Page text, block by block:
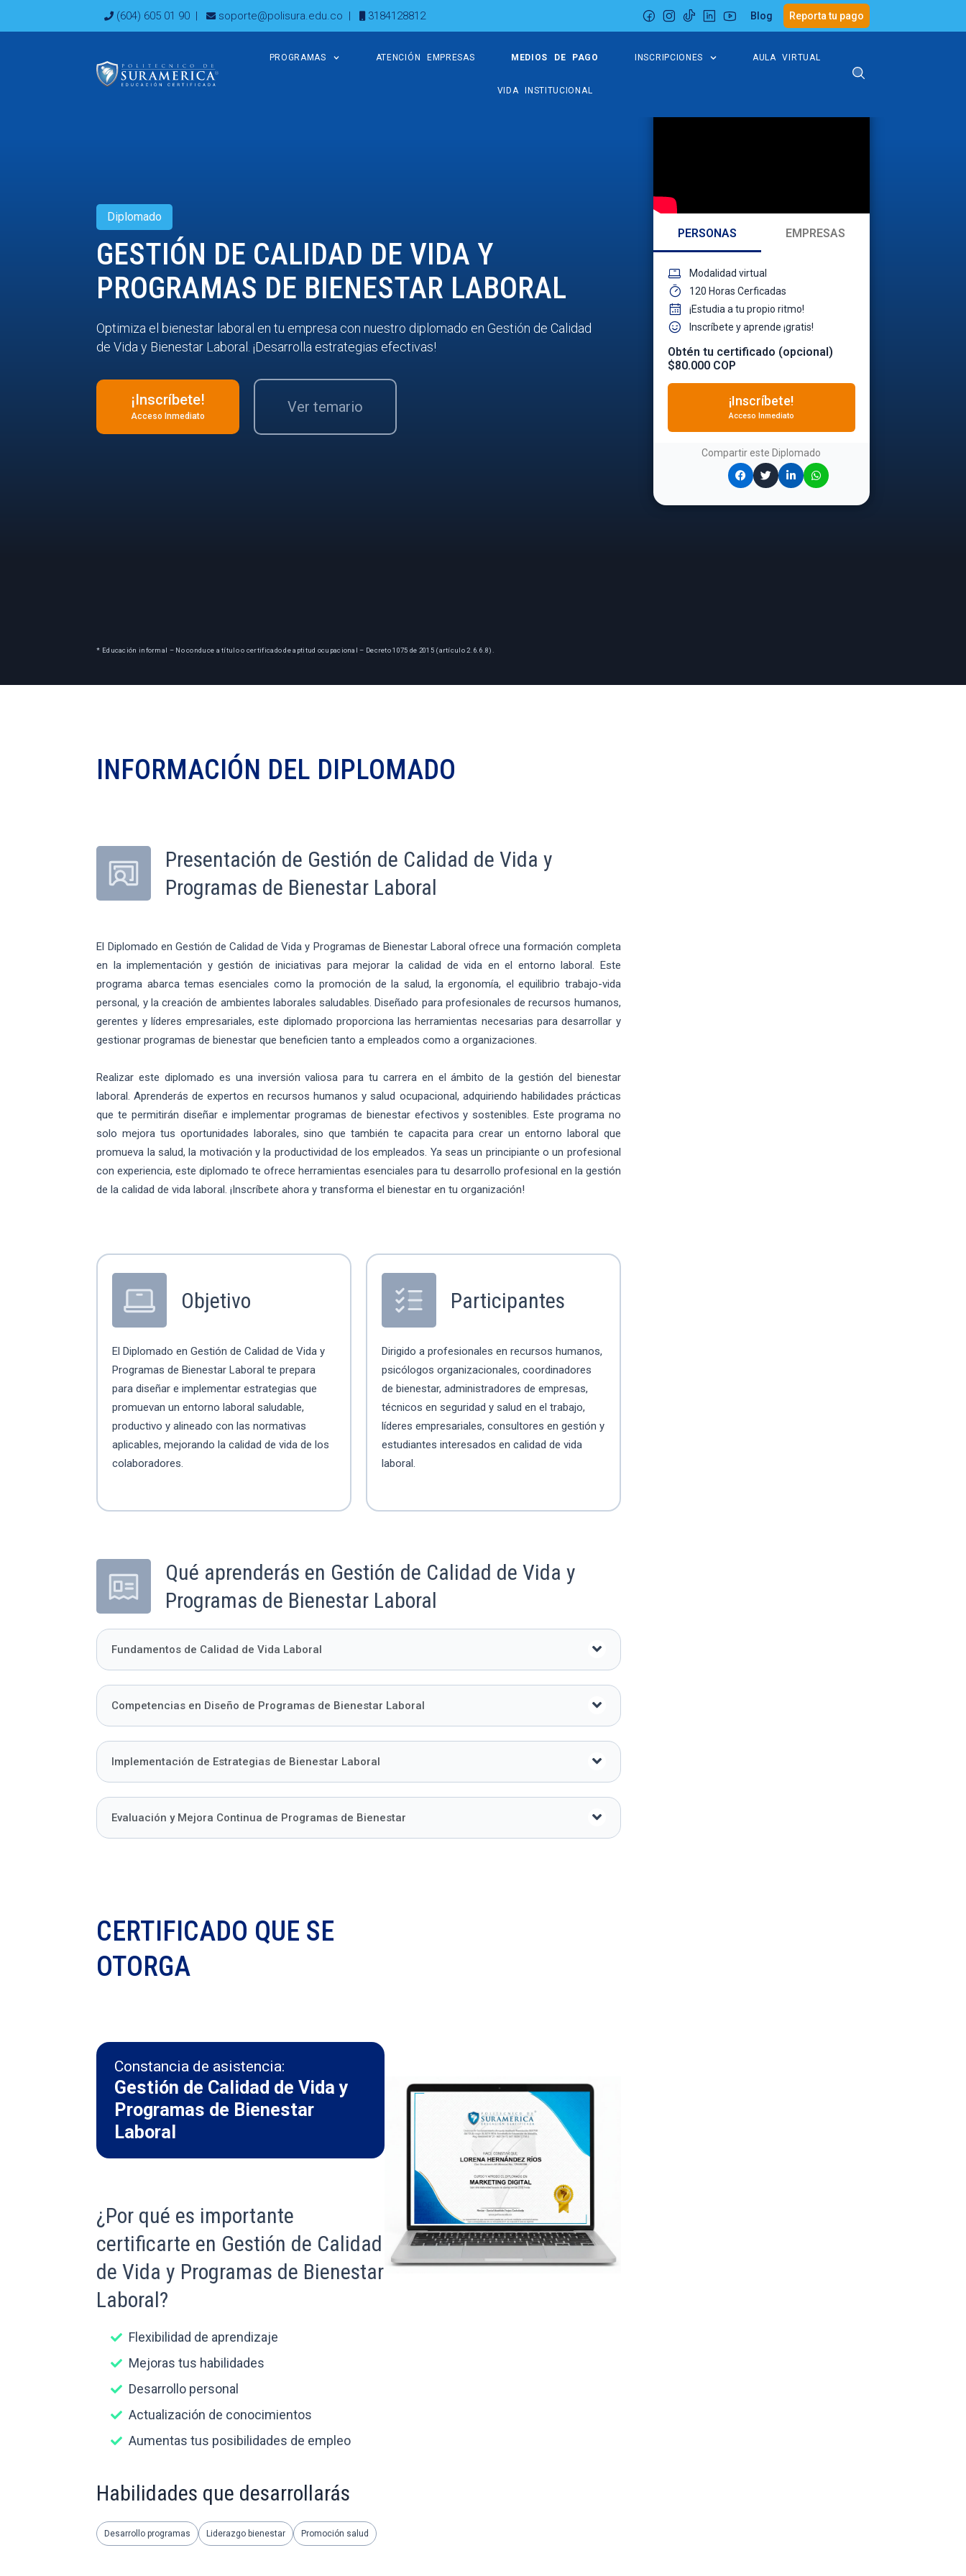
(604) 605 01 90 | soporte@polisura.edu.co | 3184128812 Blog Reporta tu pago
PROGRAMAS ATENCIÓN EMPRESAS MEDIOS DE PAGO INSCRIPCIONES AULA VIRTUAL
VIDA INSTITUCIONAL
Diplomado
GESTIÓN DE CALIDAD DE VIDA Y
PROGRAMAS DE BIENESTAR LABORAL
Optimiza el bienestar laboral en tu empresa con nuestro diplomado en Gestión de Calidad
de Vida y Bienestar Laboral. ¡Desarrolla estrategias efectivas!
¡Inscríbete!
Acceso Inmediato
Ver temario
* Educación informal – No conduce a título o certificado de aptitud ocupacional – Decreto 1075 de 2015 (artículo 2.6.6.8).
INFORMACIÓN DEL DIPLOMADO
Presentación de Gestión de Calidad de Vida y
Programas de Bienestar Laboral
El Diplomado en Gestión de Calidad de Vida y Programas de Bienestar Laboral ofrece una formación completa
en la implementación y gestión de iniciativas para mejorar la calidad de vida en el entorno laboral. Este
programa abarca temas esenciales como la promoción de la salud, la ergonomía, el equilibrio trabajo-vida
personal, y la creación de ambientes laborales saludables. Diseñado para profesionales de recursos humanos,
gerentes y líderes empresariales, este diplomado proporciona las herramientas necesarias para desarrollar y
gestionar programas de bienestar que beneficien tanto a empleados como a organizaciones.
Realizar este diplomado es una inversión valiosa para tu carrera en el ámbito de la gestión del bienestar
laboral. Aprenderás de expertos en recursos humanos y salud ocupacional, adquiriendo habilidades prácticas
que te permitirán diseñar e implementar programas de bienestar efectivos y sostenibles. Este programa no
solo mejora tus oportunidades laborales, sino que también te capacita para crear un entorno laboral que
promueva la salud, la motivación y la productividad de los empleados. Ya seas un principiante o un profesional
con experiencia, este diplomado te ofrece herramientas esenciales para tu desarrollo profesional en la gestión
de la calidad de vida laboral. ¡Inscríbete ahora y transforma el bienestar en tu organización!
Objetivo
El Diplomado en Gestión de Calidad de Vida y
Programas de Bienestar Laboral te prepara
para diseñar e implementar estrategias que
promuevan un entorno laboral saludable,
productivo y alineado con las normativas
aplicables, mejorando la calidad de vida de los
colaboradores.
Participantes
Dirigido a profesionales en recursos humanos,
psicólogos organizacionales, coordinadores
de bienestar, administradores de empresas,
técnicos en seguridad y salud en el trabajo,
líderes empresariales, consultores en gestión y
estudiantes interesados en calidad de vida
laboral.
Qué aprenderás en Gestión de Calidad de Vida y
Programas de Bienestar Laboral
Fundamentos de Calidad de Vida Laboral
Competencias en Diseño de Programas de Bienestar Laboral
Implementación de Estrategias de Bienestar Laboral
Evaluación y Mejora Continua de Programas de Bienestar
PERSONAS EMPRESAS
Modalidad virtual
120 Horas Cerficadas
¡Estudia a tu propio ritmo!
Inscríbete y aprende ¡gratis!
Obtén tu certificado (opcional)
$80.000 COP
¡Inscríbete!
Acceso Inmediato
Compartir este Diplomado
CERTIFICADO QUE SE
OTORGA
Constancia de asistencia:
Gestión de Calidad de Vida y
Programas de Bienestar
Laboral
¿Por qué es importante
certificarte en Gestión de Calidad
de Vida y Programas de Bienestar
Laboral?
Flexibilidad de aprendizaje
Mejoras tus habilidades
Desarrollo personal
Actualización de conocimientos
Aumentas tus posibilidades de empleo
Habilidades que desarrollarás
Desarrollo programas Liderazgo bienestar Promoción salud